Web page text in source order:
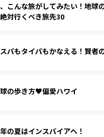
こんな旅がしてみたい！地球
対行くべき旅先30
パもタイパもかなえる！賢者
の歩き方♥偏愛ハワイ
の夏はインスパイアへ！